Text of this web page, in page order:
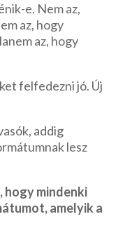
e. Nem az,
az, hogy
az, hogy
felfedezni jó. Új
addig
lesz
hogy mindenki
amelyik a